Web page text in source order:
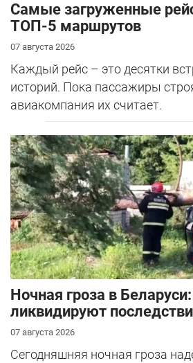
Самые загруженные
ТОП-5 маршрутов
07 августа 2026
Каждый рейс – это десятки
историй. Пока пассажиры
авиакомпания их считает.
Ночная гроза в
ликвидируют
07 августа 2026
Сегодняшняя ночная гроза